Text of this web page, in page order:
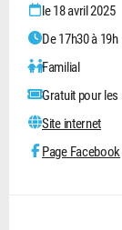
le 18 avril 2025
De 17h30 à 19h
Familial
Gratuit pour
Site internet
Page Facebook